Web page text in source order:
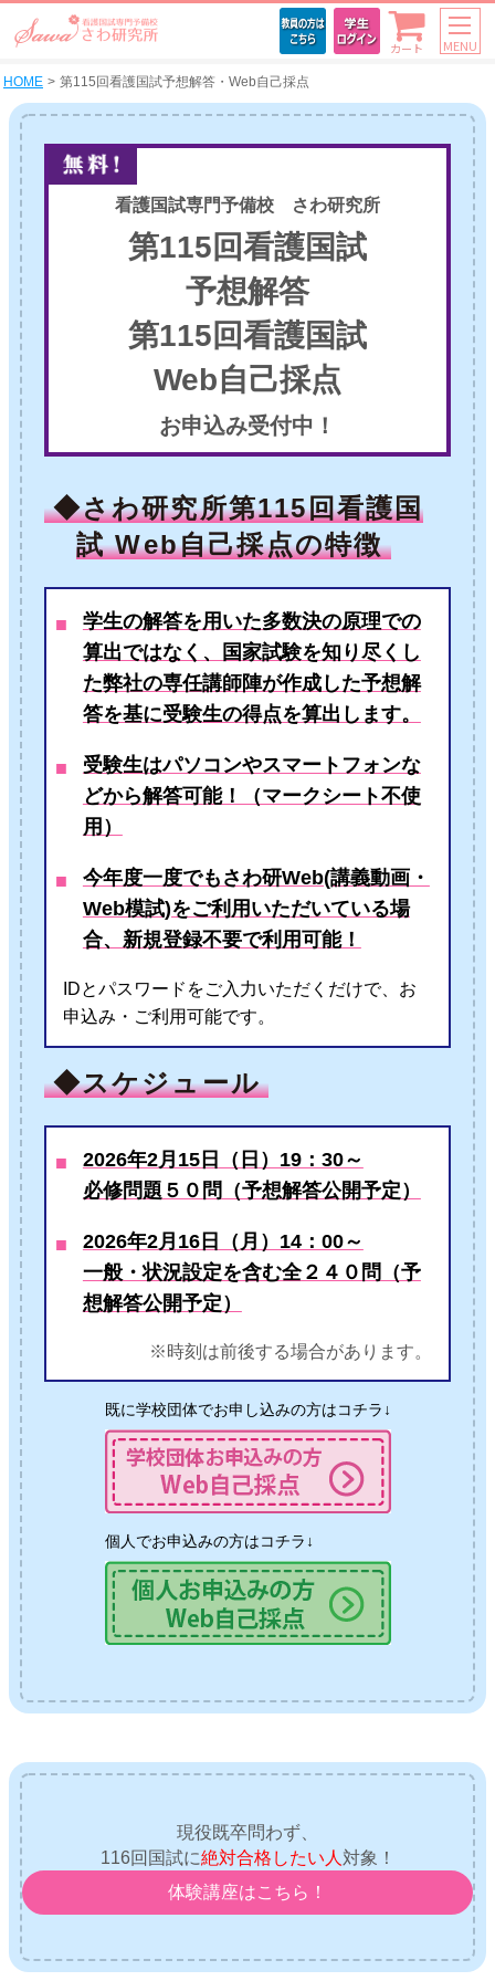
カート MENU
HOME 第115回看護国試予想解答・Web自己採点
看護国試専門予備校 さわ研究所
第115回看護国試
予想解答
第115回看護国試
Web自己採点
お申込み受付中！
◆さわ研究所第115回看護国
試 Web自己採点の特徴
学生の解答を用いた多数決の原理での
算出ではなく、国家試験を知り尽くし
た弊社の専任講師陣が作成した予想解
答を基に受験生の得点を算出します。
受験生はパソコンやスマートフォンな
どから解答可能！（マークシート不使
用）
今年度一度でもさわ研Web(講義動画・
Web模試)をご利用いただいている場
合、新規登録不要で利用可能！
IDとパスワードをご入力いただくだけで、お
申込み・ご利用可能です。
◆スケジュール
2026年2月15日（日）19：30～
必修問題５０問 （予想解答公開予定）
2026年2月16日（月）14：00～
一般・状況設定を含む全２４０問 （予
想解答公開予定）
※時刻は前後する場合があります。
既に学校団体でお申し込みの方はコチラ↓
個人でお申込みの方はコチラ↓
現役既卒問わず、
116回国試に絶対合格したい人 対象！
体験講座はこちら！